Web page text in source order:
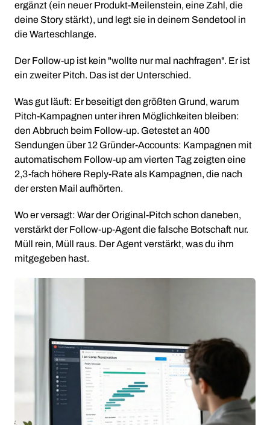
ergänzt (ein neuer Produkt-Meilenstein, eine Zahl, die
deine Story stärkt), und legt sie in deinem Sendetool in
die Warteschlange.
Der Follow-up ist kein "wollte nur mal nachfragen". Er ist
ein zweiter Pitch. Das ist der Unterschied.
Was gut läuft: Er beseitigt den größten Grund, warum
Pitch-Kampagnen unter ihren Möglichkeiten bleiben:
den Abbruch beim Follow-up. Getestet an 400
Sendungen über 12 Gründer-Accounts: Kampagnen mit
automatischem Follow-up am vierten Tag zeigten eine
2,3-fach höhere Reply-Rate als Kampagnen, die nach
der ersten Mail aufhörten.
Wo er versagt: War der Original-Pitch schon daneben,
verstärkt der Follow-up-Agent die falsche Botschaft nur.
Müll rein, Müll raus. Der Agent verstärkt, was du ihm
mitgegeben hast.